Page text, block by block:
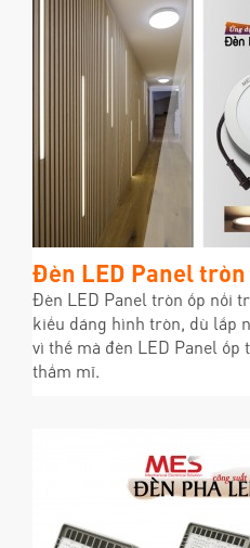
Đèn LED Panel
Đèn LED Panel tròn ốp nổi
kiểu dáng hình tròn, dù lắp
vì thế mà đèn LED Panel
thẩm mĩ.